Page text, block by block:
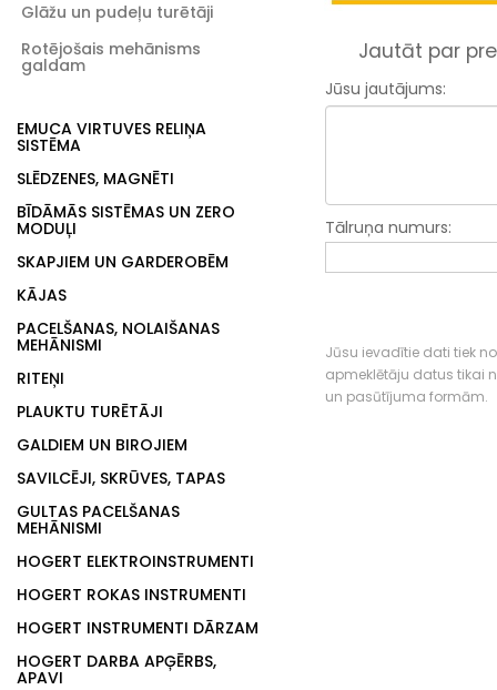
Glāžu un pudeļu turētāji
Rotējošais mehānisms
galdam
EMUCA VIRTUVES RELIŅA
SISTĒMA
SLĒDZENES, MAGNĒTI
BĪDĀMĀS SISTĒMAS UN ZERO
MODUĻI
SKAPJIEM UN GARDEROBĒM
KĀJAS
PACELŠANAS, NOLAIŠANAS
MEHĀNISMI
RITEŅI
PLAUKTU TURĒTĀJI
GALDIEM UN BIROJIEM
SAVILCĒJI, SKRŪVES, TAPAS
GULTAS PACELŠANAS
MEHĀNISMI
HOGERT ELEKTROINSTRUMENTI
HOGERT ROKAS INSTRUMENTI
HOGERT INSTRUMENTI DĀRZAM
HOGERT DARBA APĢĒRBS,
APAVI
Jautāt par
Jūsu jautājums:
Tālruņa numurs:
Jūsu ievadītie dati tiek
apmeklētāju datus tikai
un pasūtījuma formām.